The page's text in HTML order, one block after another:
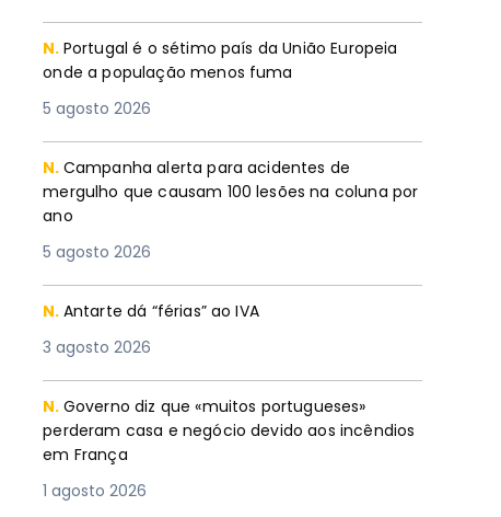
N. Portugal é o sétimo país da União Europeia
onde a população menos fuma
5 agosto 2026
N. Campanha alerta para acidentes de
mergulho que causam 100 lesões na coluna por
ano
5 agosto 2026
N. Antarte dá “férias” ao IVA
3 agosto 2026
N. Governo diz que «muitos portugueses»
perderam casa e negócio devido aos incêndios
em França
1 agosto 2026